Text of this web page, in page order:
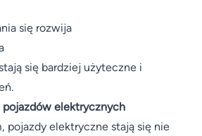
się rozwija
się bardziej użyteczne i
pojazdów elektrycznych
pojazdy elektryczne stają się nie